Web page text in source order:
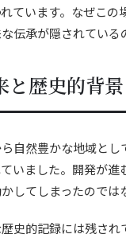
ています。なぜこ
伝承が隠されている
と歴史的背景
自然豊かな地域と
いました。開発が
してしまったのでは
史的記録には残さ